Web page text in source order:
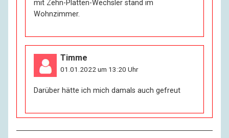
mit Zehn-Platten-Wechsler stand im
Wohnzimmer.
Timme
01.01.2022 um 13:20 Uhr
Darüber hätte ich mich damals auch gefreut